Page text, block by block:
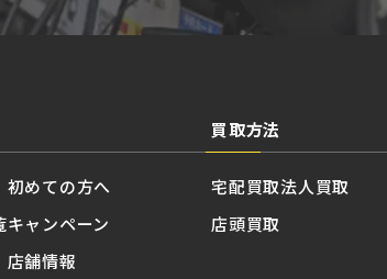
初めての方へ
キャンペーン
店舗情報
買取方法
宅配買取
店頭買取
法人買取